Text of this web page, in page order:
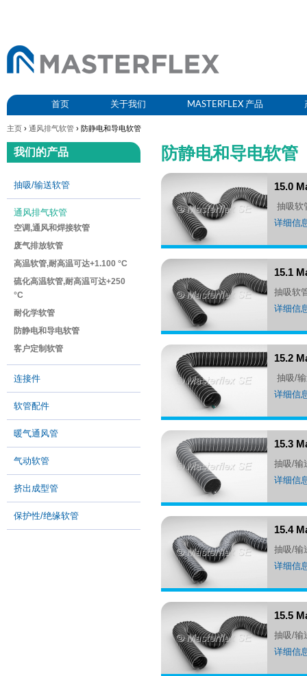
首页 关于我们 MASTERFLEX 产品
主页 › 通风排气软管 › 防静电和导电软管
防静电和导电软管
15.0
抽吸
详细信
15.1
抽吸
详细信
15.2
抽吸
详细信
15.3
抽吸/
详细信
15.4
抽吸/
详细信
15.5
抽吸/
详细信
我们的产品
抽吸/输送软管
通风排气软管
空调,通风和焊接软管
废气排放软管
高温软管,耐高温可达+1.100 °C
硫化高温软管,耐高温可达+250
°C
耐化学软管
防静电和导电软管
客户定制软管
连接件
软管配件
暖气通风管
气动软管
挤出成型管
保护性/绝缘软管